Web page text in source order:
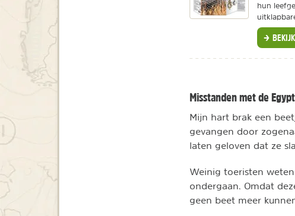
hun
BEKIJK
Misstanden met de
Mijn hart brak een
gevangen door
laten geloven dat ze
Weinig toeristen
ondergaan. Omdat
geen beet meer